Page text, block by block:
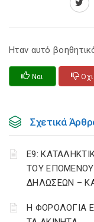
Ηταν αυτό
Ναι Οχι
Σχετικά
Ε9:
ΤΟΥ
ΔΗΛΩΣΕΩΝ –
Η ΦΟΡΟΛΟΓΙΑ